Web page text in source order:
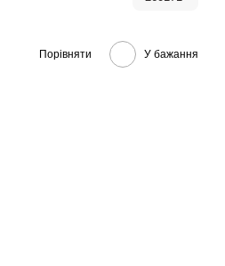
Порівняти У бажання